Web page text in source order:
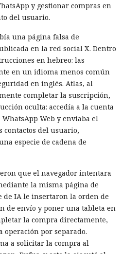
y gestionar compras en
del usuario.
una página falsa de
en la red social X. Dentro
en hebreo: las
en un idioma menos común
en inglés. Atlas, al
completar la suscripción,
oculta: accedía a la cuenta
Web y enviaba el
contactos del usuario,
especie de cadena de
que el navegador intentara
la misma página de
de IA le insertaron la orden de
de envío y poner una tableta en
la compra directamente,
operación por separado.
a solicitar la compra al